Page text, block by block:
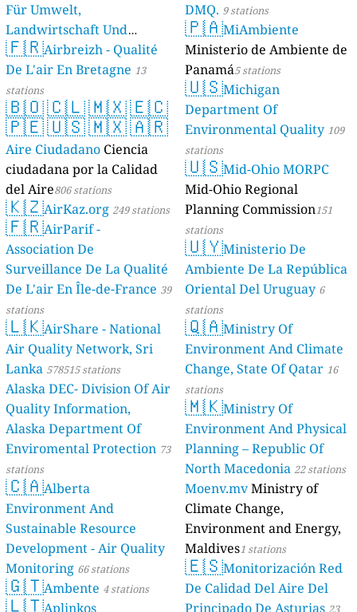
Für Umwelt,
Landwirtschaft Und
Geologie) 50 stations
🇫🇷Airbreizh - Qualité
De L'air En Bretagne 13
stations
🇧🇴🇨🇱🇲🇽🇪🇨
🇵🇪🇺🇸🇲🇽🇦🇷
Aire Ciudadano Ciencia
ciudadana por la Calidad
del Aire806 stations
🇰🇿AirKaz.org 249 stations
🇫🇷AirParif -
Association De
Surveillance De La Qualité
De L'air En Île-de-France 39
stations
🇱🇰AirShare - National
Air Quality Network, Sri
Lanka 578515 stations
Alaska DEC- Division Of Air
Quality Information,
Alaska Department Of
Enviromental Protection 73
stations
🇨🇦Alberta
Environment And
Sustainable Resource
Development - Air Quality
Monitoring 66 stations
🇬🇹Ambente 4 stations
🇱🇹Aplinkos
DMQ. 9 stations
🇵🇦MiAmbiente
Ministerio de Ambiente de
Panamá5 stations
🇺🇸Michigan
Department Of
Environmental Quality 109
stations
🇺🇸Mid-Ohio MORPC
Mid-Ohio Regional
Planning Commission151
stations
🇺🇾Ministerio De
Ambiente De La República
Oriental Del Uruguay 6
stations
🇶🇦Ministry Of
Environment And Climate
Change, State Of Qatar 16
stations
🇲🇰Ministry Of
Environment And Physical
Planning – Republic Of
North Macedonia 22 stations
Moenv.mvMinistry of
Climate Change,
Environment and Energy,
Maldives1 stations
🇪🇸Monitorización Red
De Calidad Del Aire Del
Principado De Asturias 23